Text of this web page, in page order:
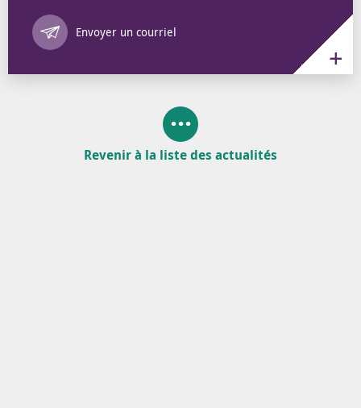
Envoyer un courriel
Annuaire
Revenir à la liste des actualités